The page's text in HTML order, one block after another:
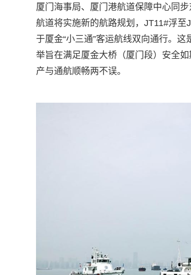
厦门海事局、厦门港航道保障中心同
航道将实施新的航路规划，JT11#浮
于厦金“小三通”客运航线双向通行。
举旨在满足厦金大桥（厦门段）安全
产与通航顺畅两不误。